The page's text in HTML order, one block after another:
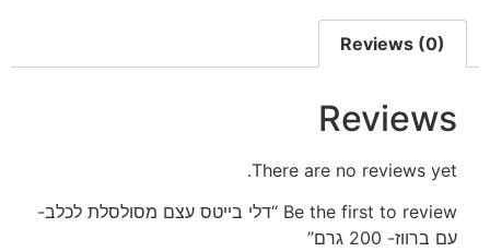
Reviews (0)
Reviews
There are no reviews yet.
Be the first to review “דלי בייטס עצם מסולסלת לכלב-
עם ברווז- 200 גרם”